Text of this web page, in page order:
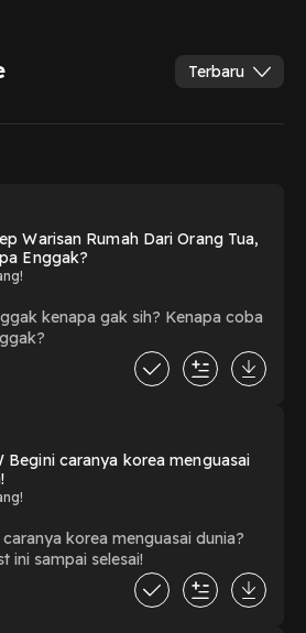
Terbaru
Warisan Rumah Dari Orang Tua,
Enggak?
kenapa gak sih? Kenapa coba
Begini caranya korea menguasai
korea menguasai dunia?
ini sampai selesai!